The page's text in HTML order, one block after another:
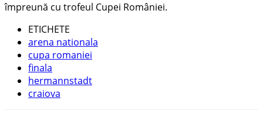
împreună cu trofeul Cupei României.
ETICHETE
arena nationala
cupa romaniei
finala
hermannstadt
craiova